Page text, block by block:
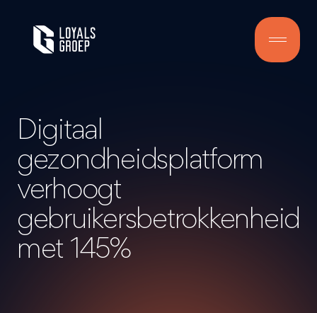
Digitaal
gezondheidsplatform
verhoogt
gebruikersbetrokkenheid
met 145%